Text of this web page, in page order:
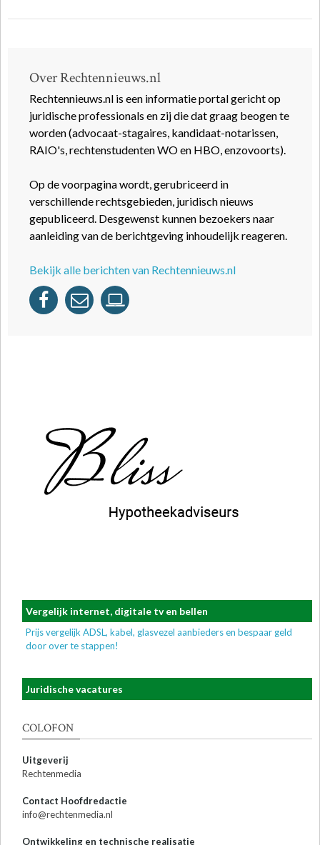
Over Rechtennieuws.nl
Rechtennieuws.nl is een informatie portal gericht op
juridische professionals en zij die dat graag beogen te
worden (advocaat-stagaires, kandidaat-notarissen,
RAIO's, rechtenstudenten WO en HBO, enzovoorts).
Op de voorpagina wordt, gerubriceerd in
verschillende rechtsgebieden, juridisch nieuws
gepubliceerd. Desgewenst kunnen bezoekers naar
aanleiding van de berichtgeving inhoudelijk reageren.
Bekijk alle berichten van Rechtennieuws.nl
Vergelijk internet, digitale tv en bellen
Prijs vergelijk ADSL, kabel, glasvezel aanbieders en bespaar geld
door over te stappen!
Juridische vacatures
COLOFON
Uitgeverij
Rechtenmedia
Contact Hoofdredactie
info@rechtenmedia.nl
Ontwikkeling en technische realisatie